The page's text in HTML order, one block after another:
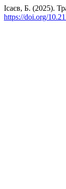
Ісаєв, Б. (2025).
https://doi.org/